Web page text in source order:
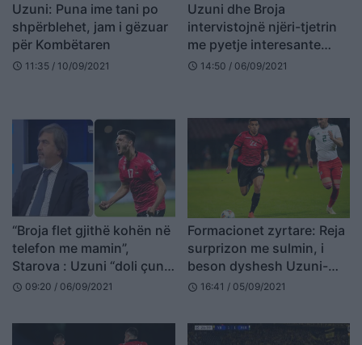
Uzuni: Puna ime tani po
shpërblehet, jam i gëzuar
për Kombëtaren
schedule 11:35 / 10/09/2021
Uzuni dhe Broja
intervistojnë njëri-tjetrin
me pyetje interesante
(VIDEO)
schedule 14:50 / 06/09/2021
“Broja flet gjithë kohën në
telefon me mamin”,
Starova : Uzuni “doli çun”,
Kumbulla nuk është bërë
schedule 09:20 / 06/09/2021
Formacionet zyrtare: Reja
surprizon me sulmin, i
beson dyshesh Uzuni-
Balaj
schedule 16:41 / 05/09/2021